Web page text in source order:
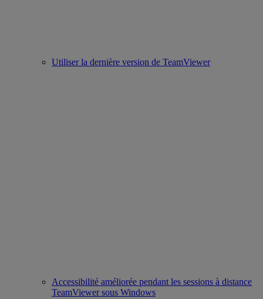
Utiliser la dernière version de TeamViewer
Accessibilité améliorée pendant les sessions à distance
TeamViewer sous Windows